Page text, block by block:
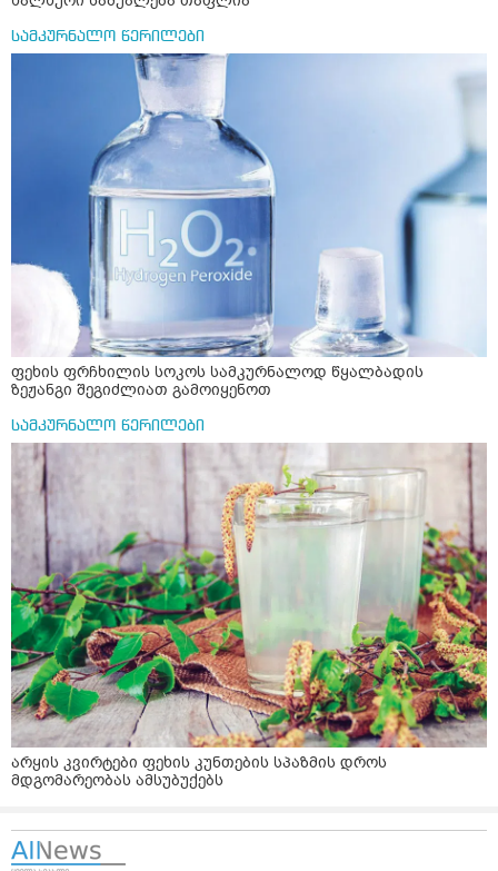
სამკურნალო წერილები
ფეხის ფრჩხილის სოკოს სამკურნალოდ წყალბადის
ზეჟანგი შეგიძლიათ გამოიყენოთ
სამკურნალო წერილები
არყის კვირტები ფეხის კუნთების სპაზმის დროს
მდგომარეობას ამსუბუქებს